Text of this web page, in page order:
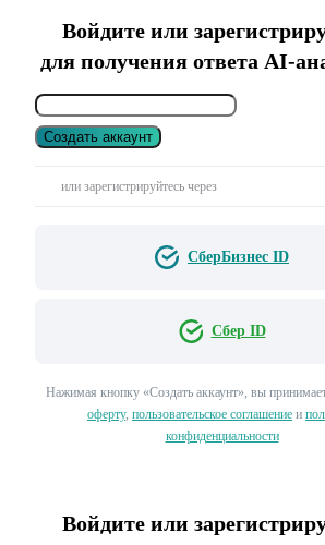
Войдите или
для получения ответа AI-
Создать аккаунт
или зарегистрируйтесь через
СберБизнес ID
Сбер ID
Нажимая кнопку «Создать аккаунт», вы
оферту, пользовательское соглашение и
конфиденциальности
Войдите или